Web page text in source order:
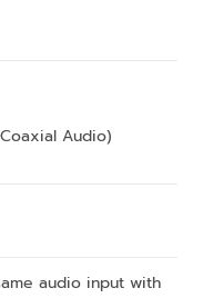
Audio)
audio input with